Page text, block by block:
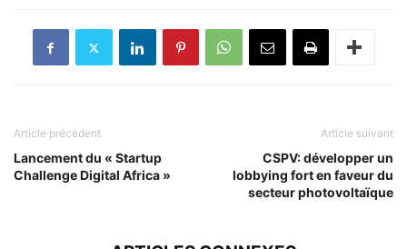
Article précédent
Lancement du « Startup
Challenge Digital Africa »
Article suivant
CSPV: développer un
lobbying fort en faveur du
secteur photovoltaïque